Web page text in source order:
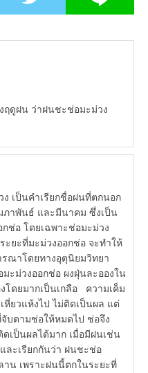
ฤดูฝน ว่าฝนชะช่อมะม่วง
ำเรียกชื่อฝนที่ตกนอก
ภาพันธ์ และมีนาคม ซึ่งเป็น
ช่อ โดยเฉพาะช่อมะม่วง
ะยะที่มะม่วงออกช่อ จะทำให้
ณาโดยทางอุตุนิยมวิทยา
มะม่วงออกช่อ ผงฝุ่นละอองใน
โดยมากเป็นเกลือ ความเค็ม
หี่ยวแห้งไป ไม่ติดเป็นผล แต่
บตามช่อให้หมดไป ช่อจึง
เป็นผลได้มาก เมื่อมีฝนเช่น
ละเรียกกันว่า ฝนชะช่อ
น เพราะฝนนี้ตกในระยะที่